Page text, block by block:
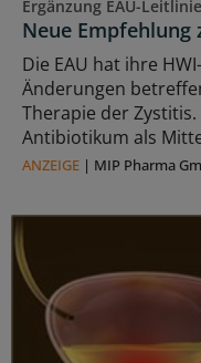
Ergänzung EAU-
Neue Empfehlung
Die EAU hat ihre
Änderungen
Therapie der
Antibiotikum als
ANZEIGE | MIP Pharma